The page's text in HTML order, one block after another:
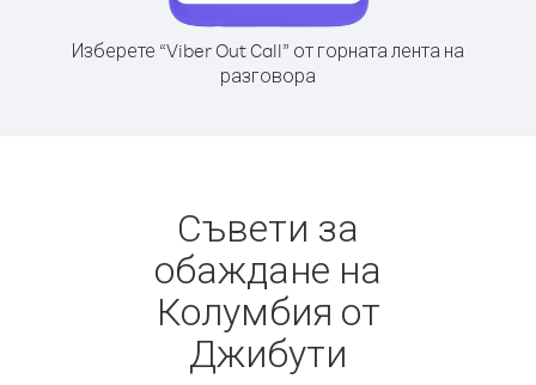
Изберете “Viber Out Call” от горната лента на
разговора
Съвети за
обаждане на
Колумбия от
Джибути